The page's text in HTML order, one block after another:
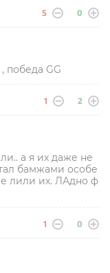
5 0
победа GG
1 2
а я их даже не
бамжами особе
лили их. ЛАдно ф
1 0